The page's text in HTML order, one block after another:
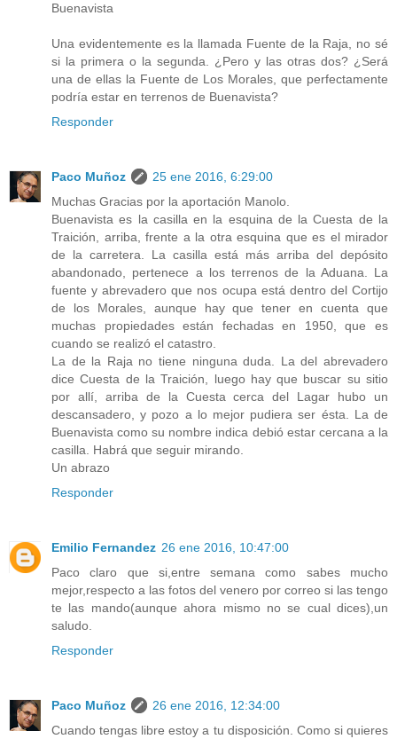
Buenavista
Una evidentemente es la llamada Fuente de la Raja, no sé
si la primera o la segunda. ¿Pero y las otras dos? ¿Será
una de ellas la Fuente de Los Morales, que perfectamente
podría estar en terrenos de Buenavista?
Responder
Paco Muñoz
25 ene 2016, 6:29:00
Muchas Gracias por la aportación Manolo.
Buenavista es la casilla en la esquina de la Cuesta de la
Traición, arriba, frente a la otra esquina que es el mirador
de la carretera. La casilla está más arriba del depósito
abandonado, pertenece a los terrenos de la Aduana. La
fuente y abrevadero que nos ocupa está dentro del Cortijo
de los Morales, aunque hay que tener en cuenta que
muchas propiedades están fechadas en 1950, que es
cuando se realizó el catastro.
La de la Raja no tiene ninguna duda. La del abrevadero
dice Cuesta de la Traición, luego hay que buscar su sitio
por allí, arriba de la Cuesta cerca del Lagar hubo un
descansadero, y pozo a lo mejor pudiera ser ésta. La de
Buenavista como su nombre indica debió estar cercana a la
casilla. Habrá que seguir mirando.
Un abrazo
Responder
Emilio Fernandez 26 ene 2016, 10:47:00
Paco claro que si,entre semana como sabes mucho
mejor,respecto a las fotos del venero por correo si las tengo
te las mando(aunque ahora mismo no se cual dices),un
saludo.
Responder
Paco Muñoz
26 ene 2016, 12:34:00
Cuando tengas libre estoy a tu disposición. Como si quieres